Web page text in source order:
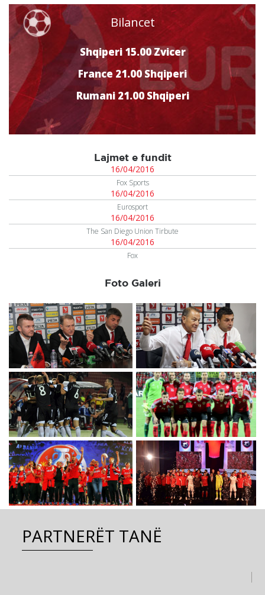
Bilancet
Shqiperi 15.00 Zvicer
France 21.00 Shqiperi
Rumani 21.00 Shqiperi
Lajmet e fundit
16/04/2016
Fox Sports
16/04/2016
Eurosport
16/04/2016
The San Diego Union Tirbute
16/04/2016
Fox
Foto Galeri
PARTNERËT TANË